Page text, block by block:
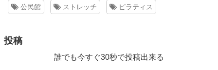
公民館 ストレッチ ピラティス
投稿
誰でも今すぐ30秒で投稿出来る